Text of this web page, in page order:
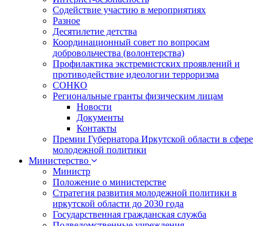
Содействие участию в мероприятиях
Разное
Десятилетие детства
Координационный совет по вопросам
добровольчества (волонтерства)
Профилактика экстремистских проявлений и
противодействие идеологии терроризма
СОНКО
Региональные гранты физическим лицам
Новости
Документы
Контакты
Премии Губернатора Иркутской области в сфере
молодежной политики
Министерство
Министр
Положение о министерстве
Стратегия развития молодежной политики в
иркутской области до 2030 года
Государственная гражданская служба